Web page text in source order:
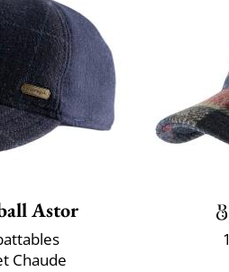
Astor
Chaude